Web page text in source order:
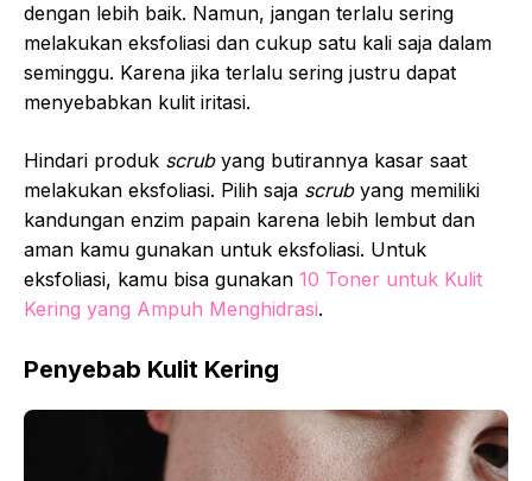
dengan lebih baik. Namun, jangan terlalu sering
melakukan eksfoliasi dan cukup satu kali saja dalam
seminggu. Karena jika terlalu sering justru dapat
menyebabkan kulit iritasi.
Hindari produk scrubyang butirannya kasar saat
melakukan eksfoliasi. Pilih saja scrub yang memiliki
kandungan enzim papain karena lebih lembut dan
aman kamu gunakan untuk eksfoliasi. Untuk
eksfoliasi, kamu bisa gunakan 10 Toner untuk Kulit
Kering yang Ampuh Menghidrasi.
Penyebab Kulit Kering